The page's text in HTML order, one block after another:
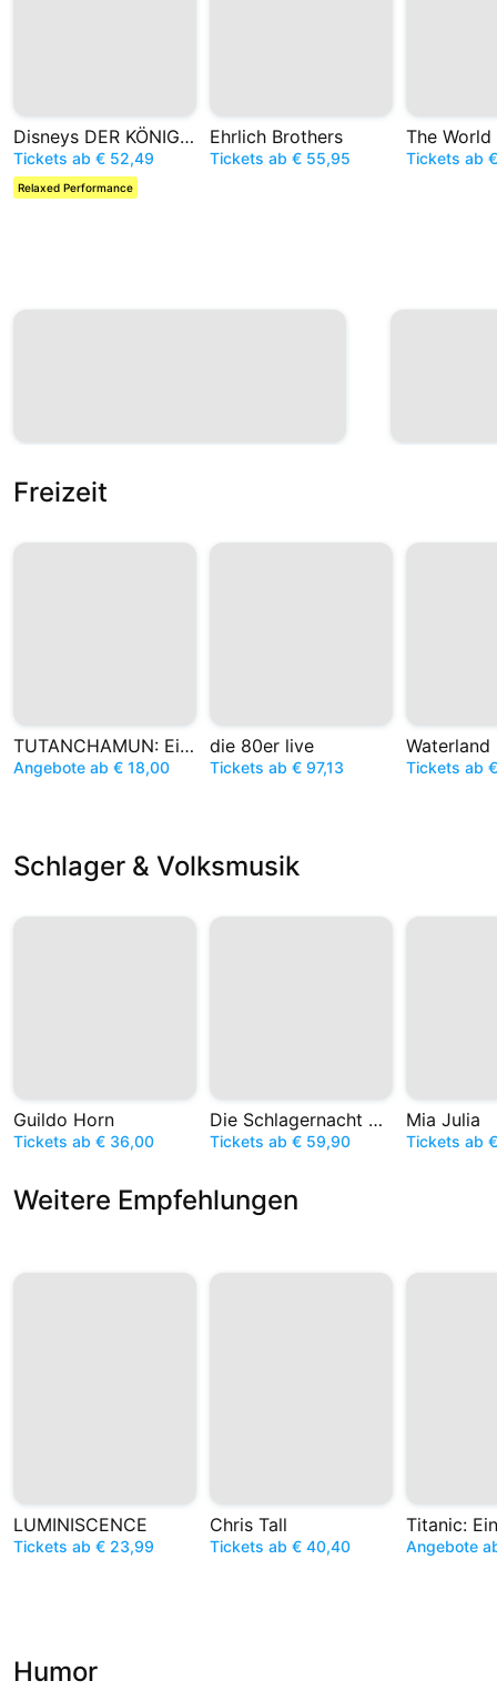
Disneys DER KÖNIG DER LÖWEN
Tickets ab € 52,49
Relaxed Performance
Ehrlich Brothers
Tickets ab € 55,95 Tickets ab
Freizeit
TUTANCHAMUN: Ein Immersives Abenteuer
Angebote ab € 18,00
die 80er live
Tickets ab € 97,13 Tickets ab
Schlager & Volksmusik
Guildo Horn
Tickets ab € 36,00
Die Schlagernacht des Jahres
Tickets ab € 59,90
Mia Julia
Tickets ab
Weitere Empfehlungen
LUMINISCENCE
Tickets ab € 23,99
Chris Tall
Tickets ab € 40,40 Angebote
Humor